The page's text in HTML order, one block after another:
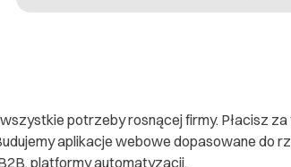
potrzeby rosnącej firmy. Płacisz za
aplikacje webowe dopasowane do
platformy automatyzacji.